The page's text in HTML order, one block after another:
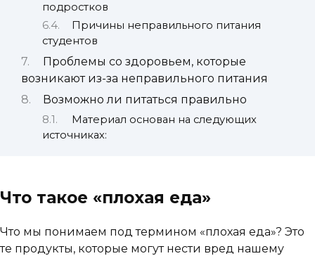
подростков
Причины неправильного питания
студентов
Проблемы со здоровьем, которые
возникают из-за неправильного питания
Возможно ли питаться правильно
Материал основан на следующих
источниках:
Что такое «плохая еда»
Что мы понимаем под термином «плохая еда»? Это
те продукты, которые могут нести вред нашему